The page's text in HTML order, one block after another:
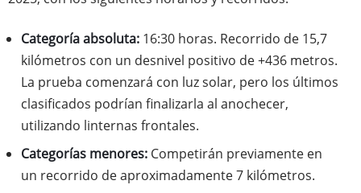
Categoría absoluta: 16:30 horas. Recorrido de 15,7
kilómetros con un desnivel positivo de +436 metros.
La prueba comenzará con luz solar, pero los últimos
clasificados podrían finalizarla al anochecer,
utilizando linternas frontales.
Categorías menores: Competirán previamente en
un recorrido de aproximadamente 7 kilómetros.